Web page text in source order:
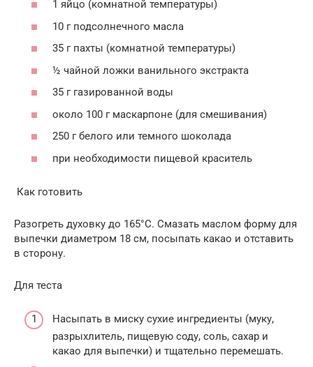
1 яйцо (комнатной температуры)
10 г подсолнечного масла
35 г пахты (комнатной температуры)
½ чайной ложки ванильного экстракта
35 г газированной воды
около 100 г маскарпоне (для смешивания)
250 г белого или темного шоколада
при необходимости пищевой краситель
Как готовить
Разогреть духовку до 165°C. Смазать маслом форму для
выпечки диаметром 18 см, посыпать какао и отставить
в сторону.
Для теста
Насыпать в миску сухие ингредиенты (муку,
разрыхлитель, пищевую соду, соль, сахар и
какао для выпечки) и тщательно перемешать.